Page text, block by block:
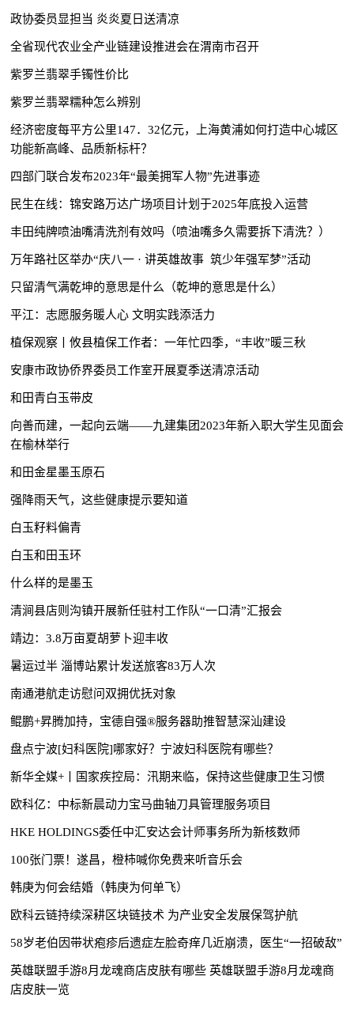
政协委员显担当 炎炎夏日送清凉
全省现代农业全产业链建设推进会在渭南市召开
紫罗兰翡翠手镯性价比
紫罗兰翡翠糯种怎么辨别
经济密度每平方公里147．32亿元，上海黄浦如何打造中心城区
功能新高峰、品质新标杆？
四部门联合发布2023年“最美拥军人物”先进事迹
民生在线：锦安路万达广场项目计划于2025年底投入运营
丰田纯牌喷油嘴清洗剂有效吗（喷油嘴多久需要拆下清洗？）
万年路社区举办“庆八一 · 讲英雄故事 筑少年强军梦”活动
只留清气满乾坤的意思是什么（乾坤的意思是什么）
平江：志愿服务暖人心 文明实践添活力
植保观察丨攸县植保工作者：一年忙四季，“丰收”暖三秋
安康市政协侨界委员工作室开展夏季送清凉活动
和田青白玉带皮
向善而建，一起向云端——九建集团2023年新入职大学生见面会
在榆林举行
和田金星墨玉原石
强降雨天气，这些健康提示要知道
白玉籽料偏青
白玉和田玉环
什么样的是墨玉
清涧县店则沟镇开展新任驻村工作队“一口清”汇报会
靖边：3.8万亩夏胡萝卜迎丰收
暑运过半 淄博站累计发送旅客83万人次
南通港航走访慰问双拥优抚对象
鲲鹏+昇腾加持，宝德自强®服务器助推智慧深汕建设
盘点宁波[妇科医院]哪家好？宁波妇科医院有哪些？
新华全媒+丨国家疾控局：汛期来临，保持这些健康卫生习惯
欧科亿：中标新晨动力宝马曲轴刀具管理服务项目
HKE HOLDINGS委任中汇安达会计师事务所为新核数师
100张门票！遂昌，橙柿喊你免费来听音乐会
韩庚为何会结婚（韩庚为何单飞）
欧科云链持续深耕区块链技术 为产业安全发展保驾护航
58岁老伯因带状疱疹后遗症左脸奇痒几近崩溃，医生“一招破敌”
英雄联盟手游8月龙魂商店皮肤有哪些 英雄联盟手游8月龙魂商
店皮肤一览